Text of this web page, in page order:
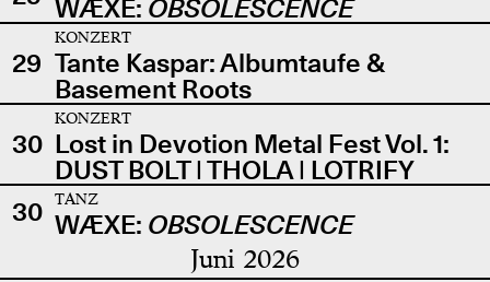
WÆXE: OBSOLESCENCE
29
KONZERT
Tante Kaspar: Albumtaufe &
Basement Roots
30
KONZERT
Lost in Devotion Metal Fest Vol. 1:
DUST BOLT | THOLA | LOTRIFY
30
TANZ
WÆXE: OBSOLESCENCE
Juni 2026